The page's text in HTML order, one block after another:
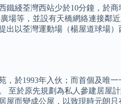
鐵綫荃灣西站少於10分鐘，於
場等，並設有天橋網絡連接鄰
出以荃灣運動場（楊屋道球場
於1993年入伙；而首個及唯一
至於原先規劃為私人參建居屋
屋而變成公屋，以致現時元朗